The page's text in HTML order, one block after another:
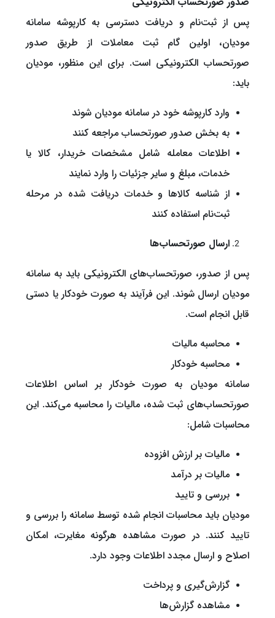
پس از ثبت‌نام و دریافت دسترسی به کارپوشه سامانه
مودیان، اولین گام ثبت معاملات از طریق صدور
صورتحساب الکترونیکی است. برای این منظور، مودیان
باید:
وارد کارپوشه خود در سامانه مودیان شوند
به بخش صدور صورتحساب مراجعه کنند
اطلاعات معامله شامل مشخصات خریدار، کالا یا
خدمات، مبلغ و سایر جزئیات را وارد نمایند
از شناسه کالاها و خدمات دریافت شده در مرحله
ثبت‌نام استفاده کنند
ارسال صورتحساب‌ها
پس از صدور، صورتحساب‌های الکترونیکی باید به سامانه
مودیان ارسال شوند. این فرآیند به صورت خودکار یا دستی
قابل انجام است.
محاسبه مالیات
محاسبه خودکار
سامانه مودیان به صورت خودکار بر اساس اطلاعات
صورتحساب‌های ثبت شده، مالیات را محاسبه می‌کند. این
محاسبات شامل:
مالیات بر ارزش افزوده
مالیات بر درآمد
بررسی و تایید
مودیان باید محاسبات انجام شده توسط سامانه را بررسی و
تایید کنند. در صورت مشاهده هرگونه مغایرت، امکان
اصلاح و ارسال مجدد اطلاعات وجود دارد.
گزارش‌گیری و پرداخت
مشاهده گزارش‌ها